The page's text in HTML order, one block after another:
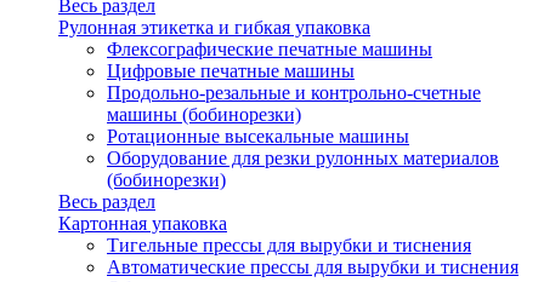
Весь раздел
Рулонная этикетка и гибкая упаковка
Флексографические печатные машины
Цифровые печатные машины
Продольно-резальные и контрольно-счетные
машины (бобинорезки)
Ротационные высекальные машины
Оборудование для резки рулонных материалов
(бобинорезки)
Весь раздел
Картонная упаковка
Тигельные прессы для вырубки и тиснения
Автоматические прессы для вырубки и тиснения